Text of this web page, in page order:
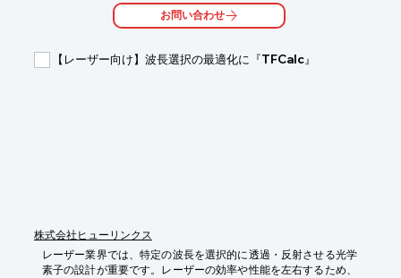
ンルーム環境での光学用途にも最適です。さらに、最大400 mm
の長ストロークに対応し、広範囲の高精度スキャンにも対応しま
【活用シーン】
お問い合わせ
【レーザー向け】波長選択の最適化に『TFCalc』
株式会社ヒューリンクス
レーザー業界では、特定の波長を選択的に透過・反射させる光学
素子の設計が重要です。レーザーの効率や性能を左右するため、